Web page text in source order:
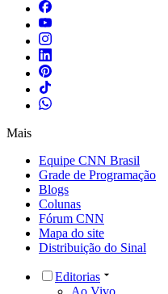
Mais
Equipe CNN Brasil
Grade de Programação
Blogs
Colunas
Fórum CNN
Mapa do site
Distribuição do Sinal
Editorias
Ao Vivo